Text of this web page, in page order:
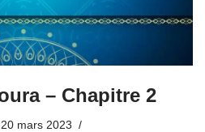
– Chapitre 2
20 mars 2023